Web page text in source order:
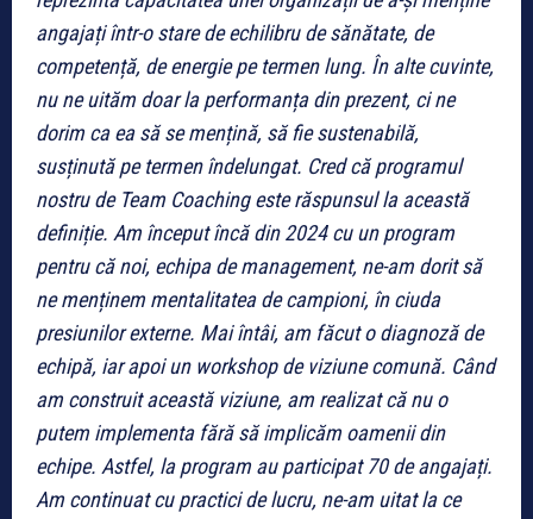
angajați într-o stare de echilibru de sănătate, de
competență, de energie pe termen lung. În alte cuvinte,
nu ne uităm doar la performanța din prezent, ci ne
dorim ca ea să se mențină, să fie sustenabilă,
susținută pe termen îndelungat. Cred că programul
nostru de Team Coaching este răspunsul la această
definiție. Am început încă din 2024 cu un program
pentru că noi, echipa de management, ne-am dorit să
ne menținem mentalitatea de campioni, în ciuda
presiunilor externe. Mai întâi, am făcut o diagnoză de
echipă, iar apoi un workshop de viziune comună. Când
am construit această viziune, am realizat că nu o
putem implementa fără să implicăm oamenii din
echipe. Astfel, la program au participat 70 de angajați.
Am continuat cu practici de lucru, ne-am uitat la ce